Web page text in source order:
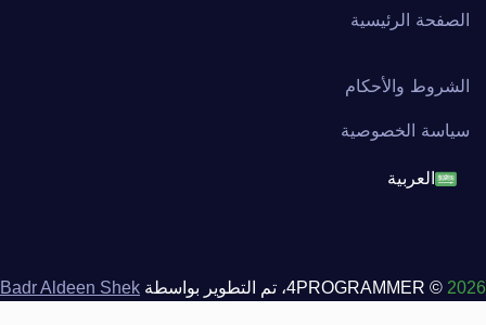
الصفحة الرئيسية
الشروط والأحكام
سياسة الخصوصية
العربية
français 2026 © 4PROGRAMMER، تم التطوير بواسطة
Badr Aldeen Shek